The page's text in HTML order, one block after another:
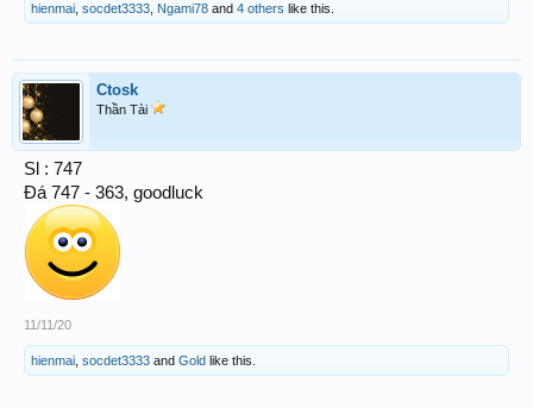
hienmai socdet3333 Ngami78 and 4 others like this.
Ctosk
Thần Tài
Sl : 747
Đá 747 - 363, goodluck
11/11/20
hienmai socdet3333 and Gold like this.